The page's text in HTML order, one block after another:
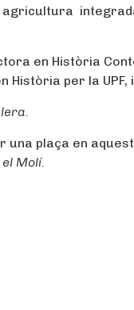
en Història
Història per la UPF, i
una plaça en aquest
Molí.